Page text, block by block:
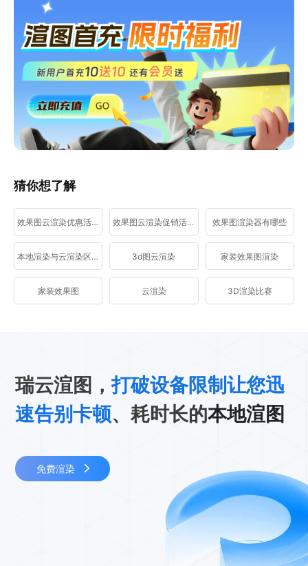
猜你想了解
效果图云渲染优惠活动 效果图云渲染促销活动 效果图渲染器有哪些
本地渲染与云渲染区别 3d图云渲染 家装效果图渲染
家装效果图 云渲染 3D渲染比赛
瑞云渲图，打破设备限制让您迅
速告别卡顿、耗时长的本地渲图
免费渲染